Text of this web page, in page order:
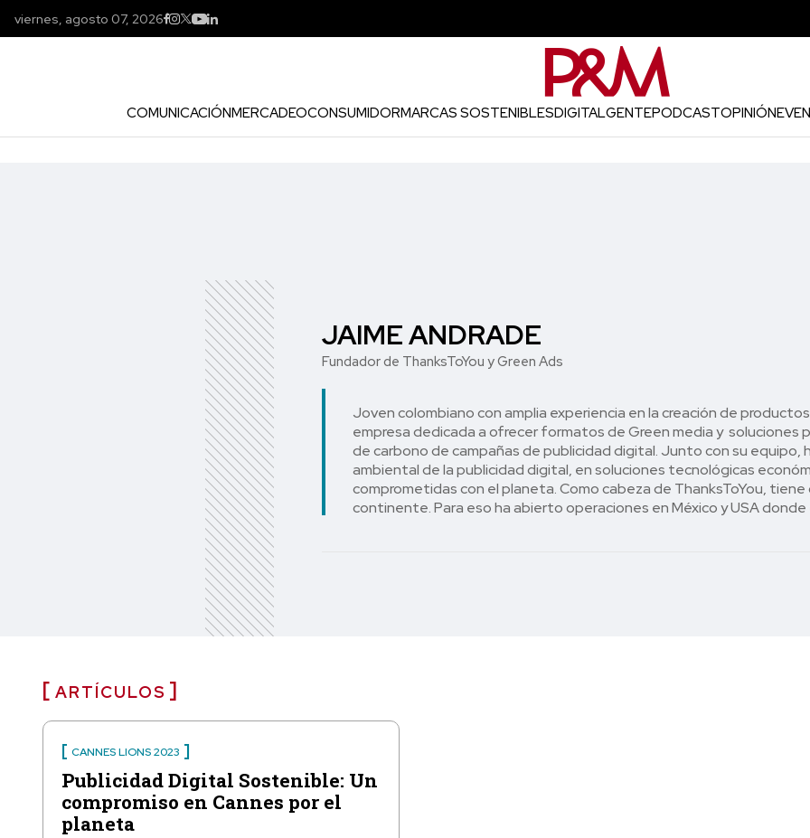
viernes, agosto 07, 2026
COMUNICACIÓNMERCADEOCONSUMIDORMARCAS SOSTENIBLESDIGITALGENTEPODCASTOPINIÓN
JAIME ANDRADE
Fundador de ThanksToYou y Green Ads
Joven colombiano con amplia experiencia en la creación de
empresa dedicada a ofrecer formatos de Green media y soluciones
de carbono de campañas de publicidad digital. Junto con su
ambiental de la publicidad digital, en soluciones tecnológicas
comprometidas con el planeta. Como cabeza de ThanksToYou,
continente. Para eso ha abierto operaciones en México y USA donde
ARTÍCULOS
CANNES LIONS 2023
Publicidad Digital Sostenible: Un
compromiso en Cannes por el
planeta